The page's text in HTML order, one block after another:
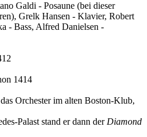
Galdi - Posaune (bei dieser
Grelk Hansen - Klavier, Robert
- Bass, Alfred Danielsen -
1414
Orchester im alten Boston-Klub,
Palast stand er dann der Diamond